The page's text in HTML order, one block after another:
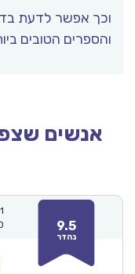
וכך אפשר לדעת
והספרים הטובים
אנשים
9.5
נהדר
1